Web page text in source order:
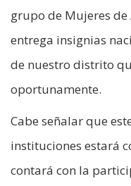
grupo de Mujeres de
entrega insignias
de nuestro distrito
oportunamente.
Cabe señalar que
instituciones estará
contará con la